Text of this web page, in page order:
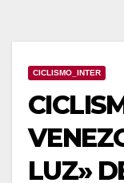
CICLISMO_INTER
LUZ»